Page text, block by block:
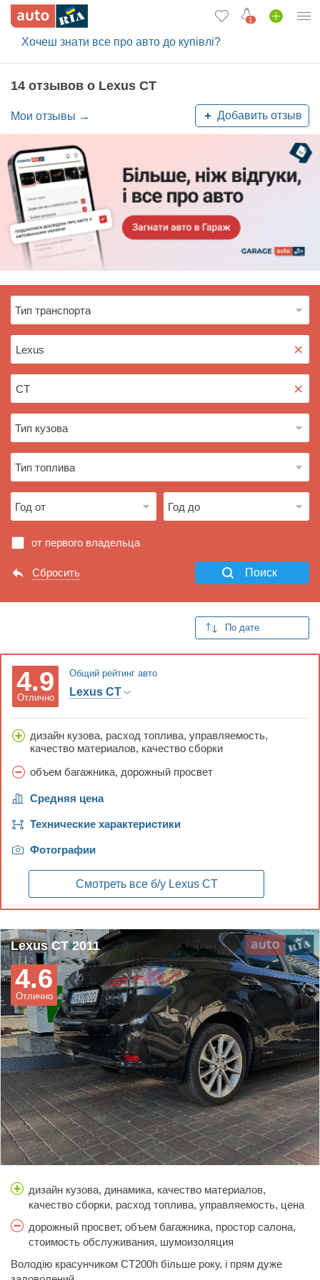
1
Вход в кабинет
Отзывы об авто
Все для авто
Загрузить приложение
Хочеш знати все про авто до купівлі?
14 отзывов о Lexus CT
×
×
от первого владельца
Сбросить Поиск
Мои отзывы → Добавить отзыв
Отлично
4.9 Общий рейтинг авто
Lexus CT
дизайн кузова, расход топлива, управляемость,
качество материалов, качество сборки
объем багажника, дорожный просвет
Средняя цена
Технические характеристики
Фотографии
Смотреть все б/у Lexus CT
Lexus CT 2011
Отлично
4.6
дизайн кузова, динамика, качество материалов,
качество сборки, расход топлива, управляемость, цена
дорожный просвет, объем багажника, простор салона,
стоимость обслуживания, шумоизоляция
Володію красунчиком CT200h більше року, і прям дуже